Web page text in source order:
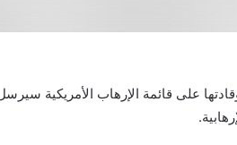
على قائمة الإرهاب الأمريكية